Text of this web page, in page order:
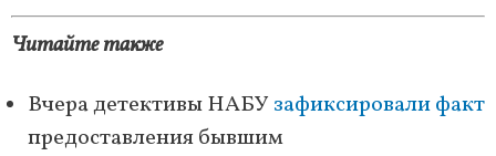
Читайте также
Вчера детективы НАБУзафиксировали факт
предоставления бывшим